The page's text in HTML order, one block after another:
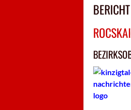
BERICHT